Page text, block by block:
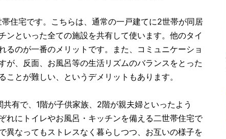
住宅です。こちらは、通常の一戸建てに2世帯が同居
ンといった全ての施設を共有して使います。他のタイ
るのが一番のメリットです。また、コミュニケーショ
が、反面、お風呂等の生活リズムのバランスをとった
ことが難しい、というデメリットもあります。
有で、1階が子供家族、2階が親夫婦といったよう
れにトイレやお風呂・キッチンを備える二世帯住宅で
異なってもストレスなく暮らしつつ、お互いの様子を